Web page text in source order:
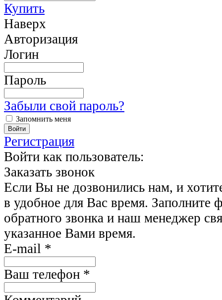
Купить
Наверх
Авторизация
Логин
Пароль
Забыли свой пароль?
Запомнить меня
Регистрация
Войти как пользователь:
Заказать звонок
Если Вы не дозвонились нам, и
в удобное для Вас время. Заполните
обратного звонка и наш менеджер
указанное Вами время.
E-mail *
Ваш телефон *